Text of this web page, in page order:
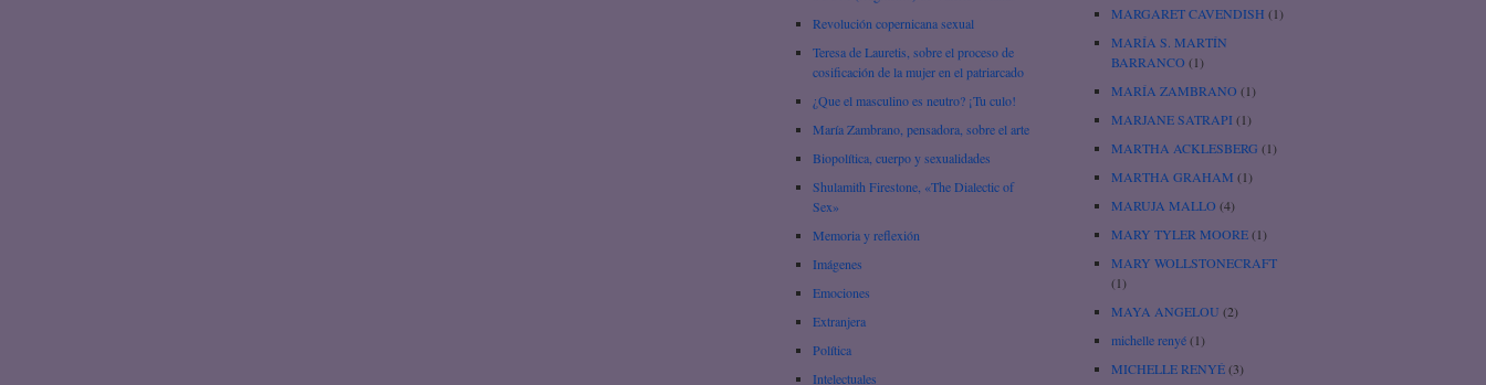
Revolución copernicana sexual
Teresa de Lauretis, sobre el proceso de
cosificación de la mujer en el patriarcado
¿Que el masculino es neutro? ¡Tu culo!
María Zambrano, pensadora, sobre el arte
Biopolítica, cuerpo y sexualidades
Shulamith Firestone, «The Dialectic of
Sex»
Memoria y reflexión
Imágenes
Emociones
Extranjera
Política
Intelectuales
MARGARET CAVENDISH (1)
MARÍA S. MARTÍN
BARRANCO (1)
MARÍA ZAMBRANO (1)
MARJANE SATRAPI (1)
MARTHA ACKLESBERG (1)
MARTHA GRAHAM (1)
MARUJA MALLO (4)
MARY TYLER MOORE(1)
MARY WOLLSTONECRAFT
(1)
MAYA ANGELOU (2)
michelle renyé(1)
MICHELLE RENYÉ(3)